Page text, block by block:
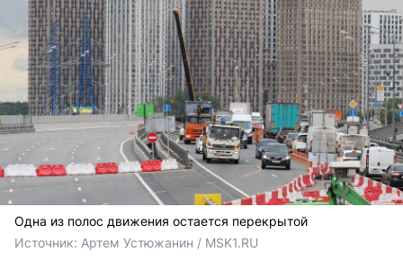
Одна из полос движения остается перекрытой
Источник: Артем Устюжанин / MSK1.RU